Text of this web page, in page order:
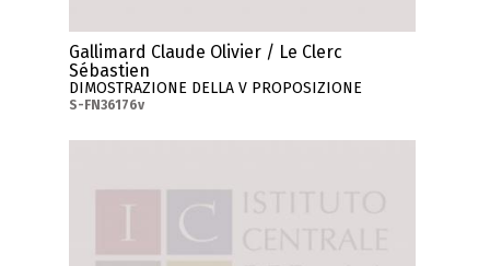
Gallimard Claude Olivier / Le Clerc
Sébastien
DIMOSTRAZIONE DELLA V PROPOSIZIONE
S-FN36176v